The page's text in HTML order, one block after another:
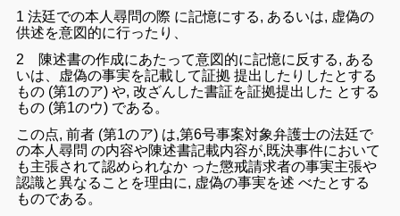
1法廷での本人尋問の際 に記憶にする, あるいは, 虚偽の
供述を意図 的に行ったり
2 陳述書の作成にあたって意図 的に記憶に 反する, ある
いは
虚偽の事実を記載して証拠提出 したり した とする
もの (第1のア)や,改ざん した書証を証拠提出 した とする
もの (第1のウ) である 。
この点,前者 (第1のア) は,第6号事案対象弁護士の法廷で
の本人尋問の内容や陳述書記載内容が,既決事件において
も主張されて認められなか った懲戒請求者の事実主張や
認識と異なる こと を理由に, 虚偽の事実を述べた とする
ものである 。